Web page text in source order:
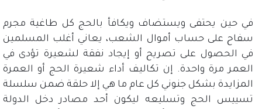
في حين يحتفى ويستضاف ويكافأ بالحج كل طاغية مجرم
سفاح على حساب أموال الشعب، يعاني أغلب المسلمين
في الحصول على تصريح أو إيجاد نفقة لشعيرة تؤدى في
العمر مرة واحدة. إن تكاليف أداء شعيرة الحج أو العمرة
المزايدة بشكل جنوني كل عام ما هي إلا حلقة ضمن سلسلة
تسييس الحج وتسليعه ليكون أحد مصادر دخل الدولة